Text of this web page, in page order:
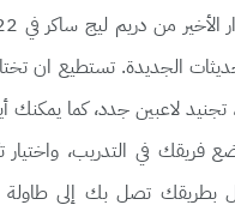
الجديدة. تستطيع ان
لاعبين جدد، كما يمكنك
فريقك في التدريب، واختيار
بطريقك تصل بك إلى طاولة